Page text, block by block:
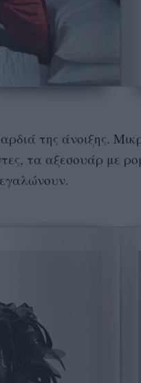
της άνοιξης.
τα αξεσουάρ με